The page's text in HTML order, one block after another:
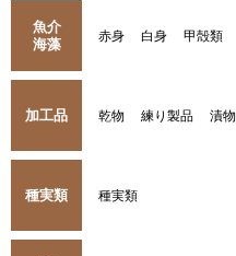
魚介
海藻
赤身 白身 甲殻類
加工品 乾物 練り製品 漬物
種実類 種実類